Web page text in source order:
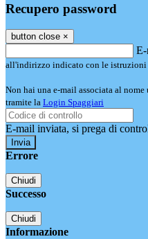
Recupero password
button close ×
all'indirizzo indicato con le istruzioni
Non hai una e-mail associata al
tramite la Login Spaggiari
E-mail inviata, si prega di
Errore
Chiudi
Successo
Chiudi
Informazione